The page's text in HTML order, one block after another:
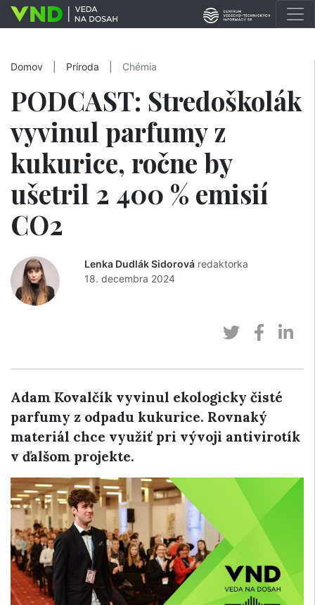
Domov Príroda Chémia
PODCAST: Stredoškolák
vyvinul parfumy z
kukurice, ročne by
ušetril 2 400 % emisií
CO2
Lenka Dudlák Sidorová redaktorka
18. decembra 2024
Adam Kovalčík vyvinul ekologicky čisté
parfumy z odpadu kukurice. Rovnaký
materiál chce využiť pri vývoji antivirotík
v ďalšom projekte.